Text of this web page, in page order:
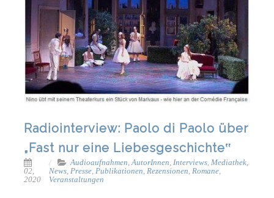
Radiointerview: Paolo di Paolo über
„Fast nur eine Liebesgeschichte‟
02,
2020
Audioaufnahmen,AutorInnen,Interviews,Mediathek,
News,Presse,Publikationen,Rezensionen,Romane,
Veranstaltungen